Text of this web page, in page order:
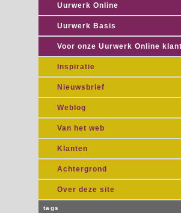
Uurwerk Online
Uurwerk Basis
Voor onze Uurwerk Online
Inspiratie
Nieuwsbrief
Weblog
Van het web
Klanten
Achtergrond
Over deze site
tags